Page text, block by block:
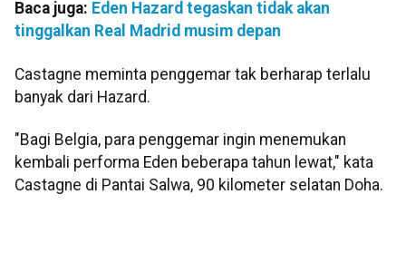
Baca juga: Eden Hazard tegaskan tidak akan
tinggalkan Real Madrid musim depan
Castagne meminta penggemar tak berharap terlalu
banyak dari Hazard.
"Bagi Belgia, para penggemar ingin menemukan
kembali performa Eden beberapa tahun lewat," kata
Castagne di Pantai Salwa, 90 kilometer selatan Doha.